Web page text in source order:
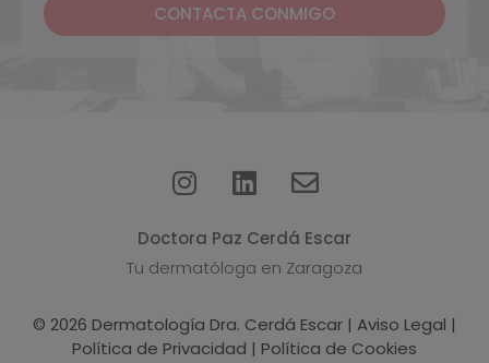
CONTACTA CONMIGO
Doctora Paz Cerdá Escar
Tu dermatóloga en Zaragoza
© 2026 Dermatología Dra. Cerdá Escar | Aviso Legal |
Política de Privacidad | Política de Cookies